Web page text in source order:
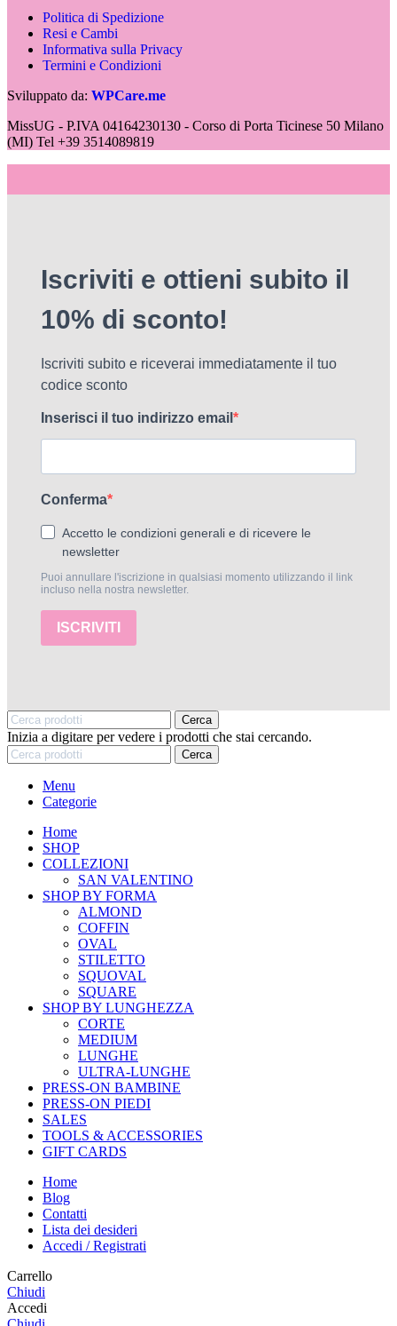
Politica di Spedizione
Resi e Cambi
Informativa sulla Privacy
Termini e Condizioni
Sviluppato da: WPCare.me
MissUG - P.IVA 04164230130 - Corso di Porta Ticinese 50 Milano
(MI) Tel +39 3514089819
Iscriviti e ottieni subito il
10% di sconto!
Iscriviti subito e riceverai immediatamente il tuo
codice sconto
Inserisci il tuo indirizzo email
Conferma
Accetto le condizioni generali e di ricevere le
newsletter
Puoi annullare l'iscrizione in qualsiasi momento utilizzando il link
incluso nella nostra newsletter.
ISCRIVITI
Cerca
Inizia a digitare per vedere i prodotti che stai cercando.
Cerca
Menu
Categorie
Home
SHOP
COLLEZIONI
SAN VALENTINO
SHOP BY FORMA
ALMOND
COFFIN
OVAL
STILETTO
SQUOVAL
SQUARE
SHOP BY LUNGHEZZA
CORTE
MEDIUM
LUNGHE
ULTRA-LUNGHE
PRESS-ON BAMBINE
PRESS-ON PIEDI
SALES
TOOLS & ACCESSORIES
GIFT CARDS
Home
Blog
Contatti
Lista dei desideri
Accedi / Registrati
Carrello
Chiudi
Accedi